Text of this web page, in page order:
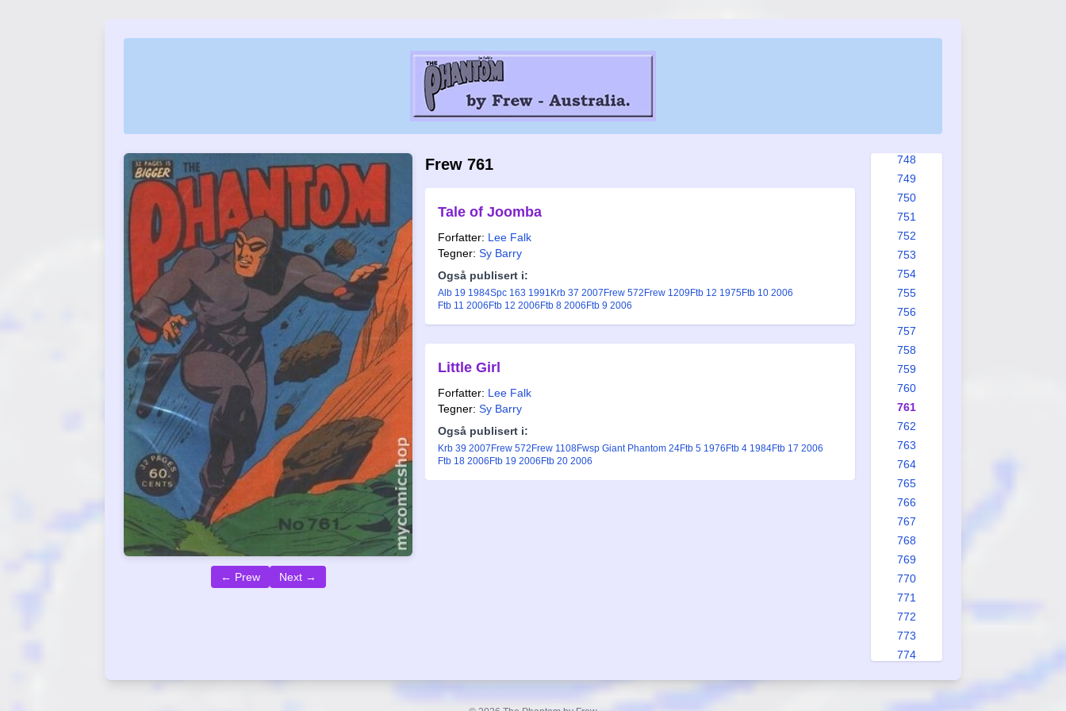
← Prew Next →
Frew 761
Tale of Joomba
Forfatter: Lee Falk
Tegner: Sy Barry
Også publisert i:
Alb 19 1984Spc 163 1991 Krb 37 2007 Frew 572 Frew 1209 Ftb 12 1975Ftb 10 2006
Ftb 11 2006 Ftb 12 2006 Ftb 8 2006 Ftb 9 2006
Little Girl
Forfatter: Lee Falk
Tegner: Sy Barry
Også publisert i:
Krb 39 2007 Frew 572 Frew 1108Fwsp Giant Phantom 24Ftb 5 1976 Ftb 4 1984Ftb 17 2006
Ftb 18 2006 Ftb 19 2006 Ftb 20 2006
748
749
750
751
752
753
754
755
756
757
758
759
760
761
762
763
764
765
766
767
768
769
770
771
772
773
774